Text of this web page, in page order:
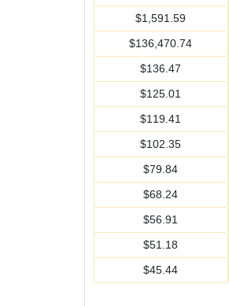
$1,591.59
$136,470.74
$136.47
$125.01
$119.41
$102.35
$79.84
$68.24
$56.91
$51.18
$45.44